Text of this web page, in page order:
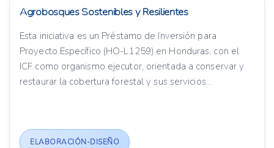
Agrobosques Sostenibles y Resilientes
Esta iniciativa es un Préstamo de Inversión para
Proyecto Específico (HO-L1259) en Honduras, con el
ICF como organismo ejecutor, orientada a conservar y
restaurar la cobertura forestal y sus servicios...
ELABORACIÓN-DISEÑO